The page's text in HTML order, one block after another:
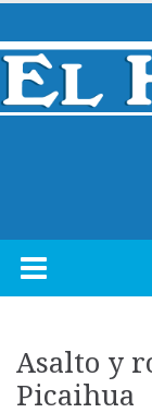
Skip
content
Asalto y
Picaihua